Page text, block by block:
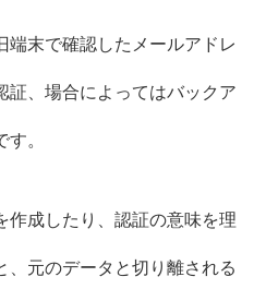
端末で確認したメールアドレ
証、場合によってはバックア
。
作成したり、認証の意味を理
、元のデータと切り離される